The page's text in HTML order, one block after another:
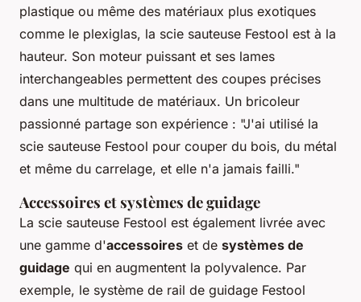
plastique ou même des matériaux plus exotiques
comme le plexiglas, la scie sauteuse Festool est à la
hauteur. Son moteur puissant et ses lames
interchangeables permettent des coupes précises
dans une multitude de matériaux. Un bricoleur
passionné partage son expérience : "J'ai utilisé la
scie sauteuse Festool pour couper du bois, du métal
et même du carrelage, et elle n'a jamais failli."
Accessoires et systèmes de guidage
La scie sauteuse Festool est également livrée avec
une gamme d'accessoires et de systèmes de
guidage qui en augmentent la polyvalence. Par
exemple, le système de rail de guidage Festool